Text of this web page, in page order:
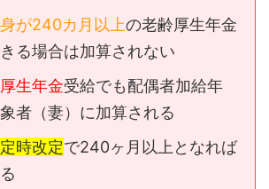
身が240カ月以上の老齢厚生年金
る場合は加算されない
生年金受給でも配偶者加給年
者（妻）に加算される
時改定で240ヶ月以上となれば